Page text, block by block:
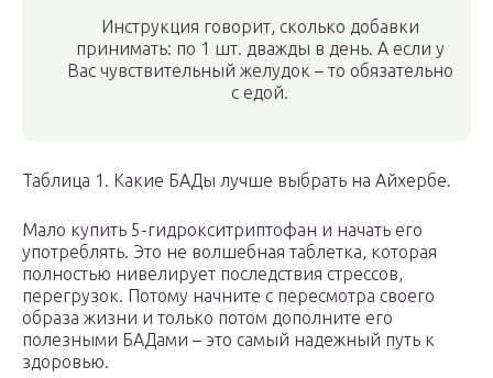
Инструкция говорит, сколько добавки
принимать: по 1 шт. дважды в день. А если у
Вас чувствительный желудок – то обязательно
с едой.
Таблица 1. Какие БАДы лучше выбрать на Айхербе.
Мало купить 5-гидрокситриптофан и начать его
употреблять. Это не волшебная таблетка, которая
полностью нивелирует последствия стрессов,
перегрузок. Потому начните с пересмотра своего
образа жизни и только потом дополните его
полезными БАДами – это самый надежный путь к
здоровью.